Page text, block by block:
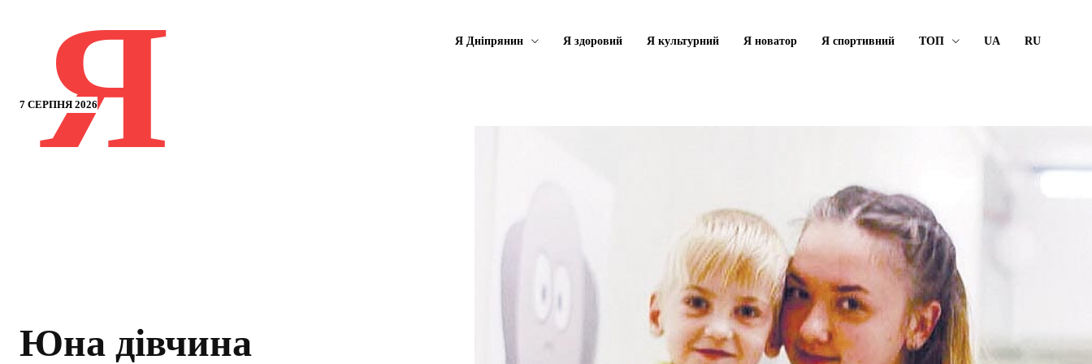
7 СЕРПНЯ 2026
Я Я Дніпрянин Я здоровий Я культурний Я новатор Я спортивний ТОП UA RU
Юна дівчина